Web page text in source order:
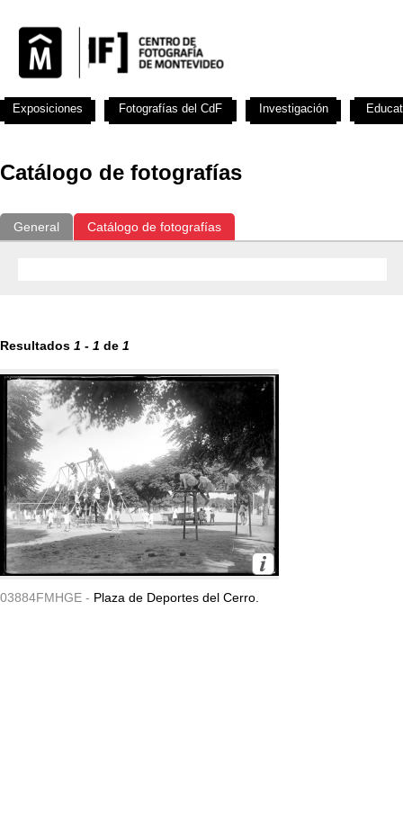
Catálogo de fotografías
General Catálogo de fotografías
Resultados 1 - 1 de 1
03884FMHGE - Plaza de Deportes del Cerro.
Exposiciones Fotografías del CdF Investigación